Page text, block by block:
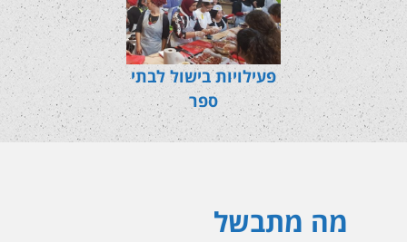
פעילויות בישול לבתי
ספר
מה מתבשל